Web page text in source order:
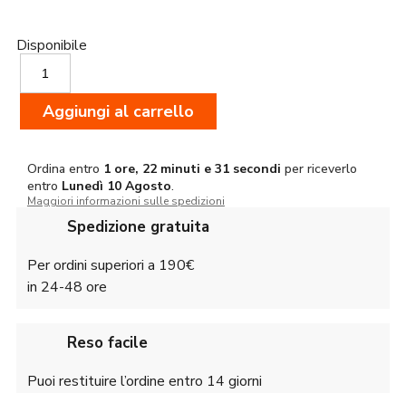
Disponibile
Hikmicro
Stellar
3.0
SH35
senza
quantità
Aggiungi al carrello
Ordina entro 1 ore, 22 minuti e 31 secondi per riceverlo
entro Lunedì 10 Agosto.
Maggiori informazioni sulle spedizioni
Spedizione gratuita
Per ordini superiori a 190€
in 24-48 ore
Reso facile
Puoi restituire l’ordine entro 14 giorni